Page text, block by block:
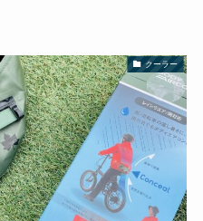
クーラー